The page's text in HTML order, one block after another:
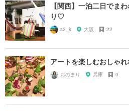
【関西】一泊二日でま
り♡
s2_k 大阪 22
アートを楽しむおしゃ
おのまり 兵庫 0